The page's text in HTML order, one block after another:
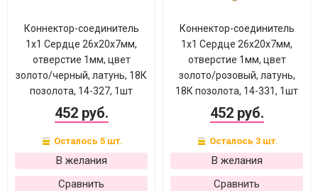
Коннектор-соединитель
1х1 Сердце 26х20х7мм,
отверстие 1мм, цвет
золото/черный, латунь, 18К
позолота, 14-327, 1шт
452 руб.
Осталось 5 шт.
В желания
Сравнить
Коннектор-соединитель
1х1 Сердце 26х20х7мм,
отверстие 1мм, цвет
золото/розовый, латунь,
18К позолота, 14-331, 1шт
452 руб.
Осталось 3 шт.
В желания
Сравнить